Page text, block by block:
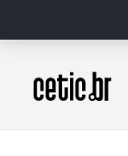
Página inicial